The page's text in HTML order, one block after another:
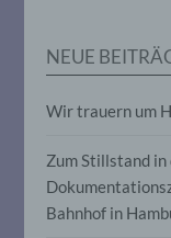
NEUE
Wir trauern um
Zum Stillstand in
Bahnhof in
Person